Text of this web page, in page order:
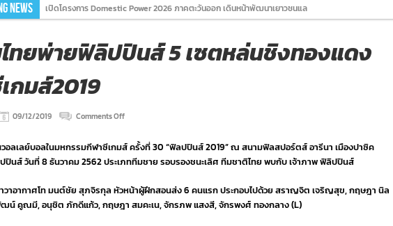
News เปิดโครงการ Domestic Power 2026 ภาคตะวันออก เดินหน้าพัฒนาเยาวชนและผู้ฝึกสอนวอลเลย์บอล รุ่น
ทยพ่ายฟิลิปปินส์ 5 เซตหล่นชิงทองแดง
กมส์2019
09/12/2019 Comments Offon
พ่าย
ฟิลิปปินส์
หล่น
ชิง
อลเลย์บอลในมหกรรมกีฬาซีเกมส์ ครั้งที่ 30 “ฟิลปปินส์ 2019” ณ สนามฟิลสปอร์ตส์ อารีนา เมืองปาซิค
ปินส์ วันที่ 8 ธันวาคม 2562 ประเภททีมชาย รอบรองชนะเลิศ ทีมชาติไทย พบกับ เจ้าภาพ ฟิลิปปินส์
าวาอากาศโท มนต์ชัย สุภจิรกุล หัวหน้าผู้ฝึกสอนส่ง 6 คนแรก ประกอบไปด้วย สราญจิต เจริญสุข, กฤษฎา นิล
น์ คูณมี, อนุชิต ภักดีแก้ว, กฤษฎา สมคะเน, จักรภพ แสงสี, จักรพงศ์ ทองกลาง (L)